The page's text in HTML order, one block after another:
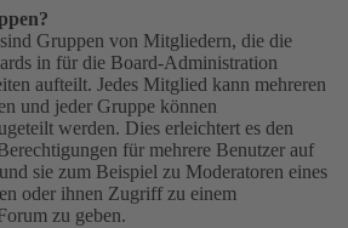
Gruppen von Mitgliedern, die die
in für die Board-Administration
aufteilt. Jedes Mitglied kann mehreren
und jeder Gruppe können
werden. Dies erleichtert es den
für mehrere Benutzer auf
sie zum Beispiel zu Moderatoren eines
oder ihnen Zugriff zu einem
zu geben.